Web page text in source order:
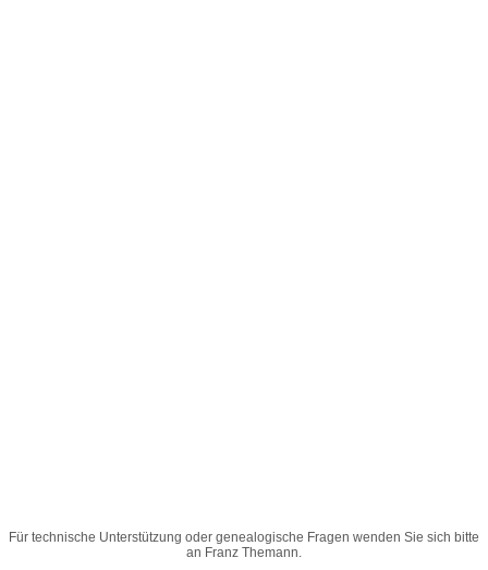
Für technische Unterstützung oder genealogische Fragen wenden Sie sich bitte
an Franz Themann.